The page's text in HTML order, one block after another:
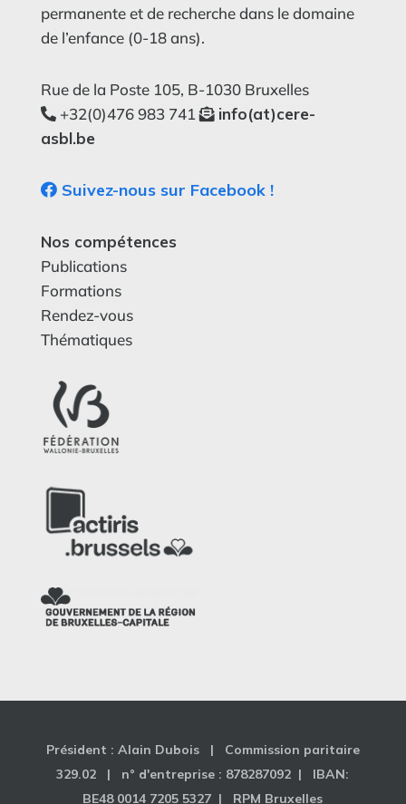
permanente et de recherche dans le domaine
de l’enfance (0-18 ans).
Rue de la Poste 105, B-1030 Bruxelles
+32(0)476 983 741
info(at)cere-
asbl.be
Suivez-nous sur Facebook !
Nos compétences
Publications
Formations
Rendez-vous
Thématiques
Président : Alain Dubois | Commission paritaire
329.02 | n° d'entreprise : 878287092 | IBAN:
BE48 0014 7205 5327 | RPM Bruxelles